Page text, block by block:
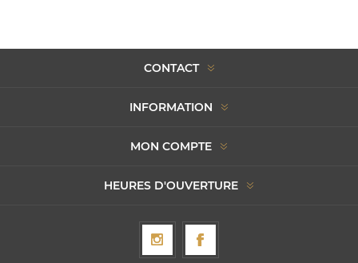
CONTACT
INFORMATION
MON COMPTE
HEURES D'OUVERTURE